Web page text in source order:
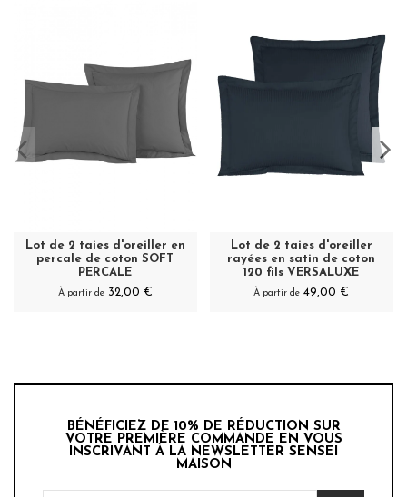
Lot de 2 taies d'oreiller en
percale de coton SOFT
PERCALE
À partir de32,00 €
Lot de 2 taies d'oreiller
rayées en satin de coton
120 fils VERSALUXE
À partir de 49,00 €
BÉNÉFICIEZ DE 10% DE RÉDUCTION SUR
VOTRE PREMIÈRE COMMANDE EN VOUS
INSCRIVANT À LA NEWSLETTER SENSEI
MAISON